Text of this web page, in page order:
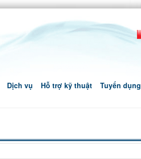
Dịch vụ Hỗ trợ kỹ thuật Tuyển dụng